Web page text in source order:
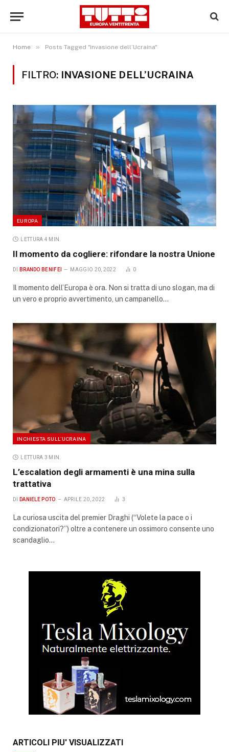
Home » Posts Tagged "invasione dell’Ucraina"
FILTRO: INVASIONE DELL’UCRAINA
EUROPA
LETTURA 4 MIN.
Il momento da cogliere: rifondare la nostra Unione
DI BRANDO BENIFEI MAGGIO 20, 2022 0
Il momento dell’Europa è ora. Non si tratta di uno slogan, ma di
un vero e proprio avvertimento, un campanello…
INCHIESTA SULL’UCRAINA
LETTURA 3 MIN.
L’escalation degli armamenti è una mina sulla
trattativa
DI DANIELE POTO APRILE 20, 2022 3
La curiosa uscita del premier Draghi (“Volete la pace o i
condizionatori?”) oltre a contenere un ossimoro consente uno
scandaglio…
ARTICOLI PIU' VISUALIZZATI